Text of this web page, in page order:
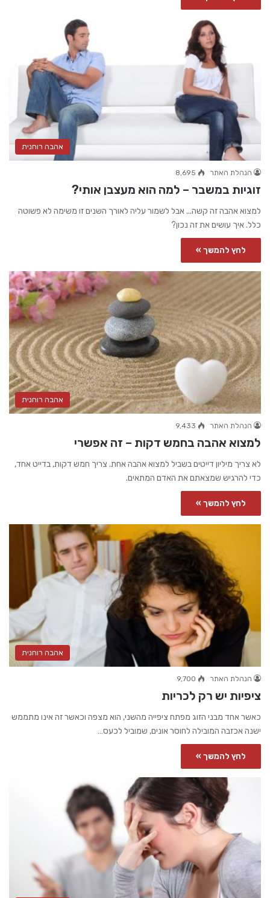
אהבה רוחנית
הנהלת האתר 8,695
זוגיות במשבר – למה הוא מעצבן אותי?
למצוא אהבה זה קשה... אבל לשמור עליה לאורך השנים זו משימה לא פשוטה
כלל. איך עושים את זה נכון?
לחץ להמשך »
אהבה רוחנית
הנהלת האתר 9,433
למצוא אהבה בחמש דקות – זה אפשרי
לא צריך מיליון דייטים בשביל למצוא אהבה אחת. צריך חמש דקות, בדייט אחד,
כדי להרגיש שמצאתם את האדם המתאים.
לחץ להמשך »
אהבה רוחנית
הנהלת האתר 9,700
ציפיות יש רק לכריות
כאשר אחד מבני הזוג מפתח ציפייה מהשני, הוא מצפה וכאשר זה אינו מתממש
ישנה אכזבה המובילה לחוסר אונים, שמוביל לכעס…
לחץ להמשך »